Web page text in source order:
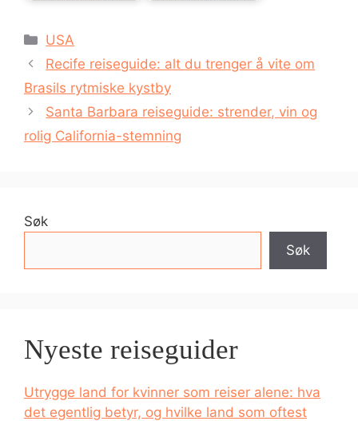
Kategorier
USA
Recife reiseguide: alt du trenger å vite om
Brasils rytmiske kystby
Santa Barbara reiseguide: strender, vin og
rolig California-stemning
Søk
Søk
Nyeste reiseguider
Utrygge land for kvinner som reiser alene: hva
det egentlig betyr, og hvilke land som oftest